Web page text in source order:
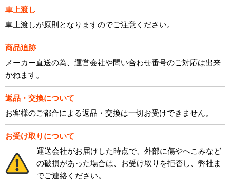
車上渡し
車上渡しが原則となりますのでご注意ください。
商品追跡
メーカー直送の為、運営会社や問い合わせ番号のご対応は出来
かねます。
返品・交換について
お客様のご都合による返品・交換は一切お受けできません。
お受け取りについて
運送会社がお届けした時点で、外部に傷やへこみなど
の破損があった場合は、お受け取りを拒否し、弊社ま
でご連絡ください。